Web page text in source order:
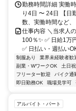
勤務時間詳細 実働
り4日 〜 24日 【日
数、実働時間など
仕事内容 ＼当求人
100％✨ ✅ 日給1万
✅ 日払い・週払い
制服あり 業界未経験者歓
副業・WワークOK
土日
フリーター歓迎
バイク通
即日勤務OK
職場見学可
アルバイト・パート